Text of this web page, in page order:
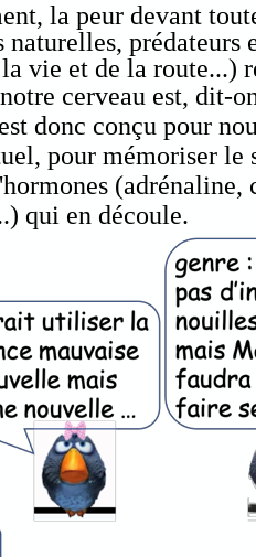
la peur devant
naturelles, prédateurs
vie et de la route...)
notre cerveau est, dit-
donc conçu pour
pour mémoriser le
(adrénaline,
qui en découle.